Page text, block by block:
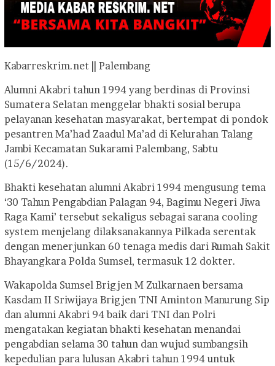
Kabarreskrim.net || Palembang
Alumni Akabri tahun 1994 yang berdinas di Provinsi
Sumatera Selatan menggelar bhakti sosial berupa
pelayanan kesehatan masyarakat, bertempat di pondok
pesantren Ma’had Zaadul Ma’ad di Kelurahan Talang
Jambi Kecamatan Sukarami Palembang, Sabtu
(15/6/2024).
Bhakti kesehatan alumni Akabri 1994 mengusung tema
‘30 Tahun Pengabdian Palagan 94, Bagimu Negeri Jiwa
Raga Kami’ tersebut sekaligus sebagai sarana cooling
system menjelang dilaksanakannya Pilkada serentak
dengan menerjunkan 60 tenaga medis dari Rumah Sakit
Bhayangkara Polda Sumsel, termasuk 12 dokter.
Wakapolda Sumsel Brigjen M Zulkarnaen bersama
Kasdam II Sriwijaya Brigjen TNI Aminton Manurung Sip
dan alumni Akabri 94 baik dari TNI dan Polri
mengatakan kegiatan bhakti kesehatan menandai
pengabdian selama 30 tahun dan wujud sumbangsih
kepedulian para lulusan Akabri tahun 1994 untuk